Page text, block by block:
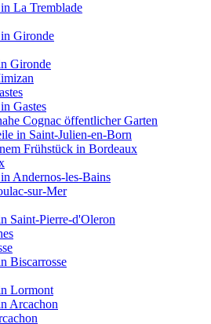
La Tremblade
Gironde
Gironde
Gastes
Cognac öffentlicher Garten
in Saint-Julien-en-Born
Frühstück in Bordeaux
Andernos-les-Bains
sur-Mer
Saint-Pierre-d'Oleron
Biscarrosse
Lormont
Arcachon